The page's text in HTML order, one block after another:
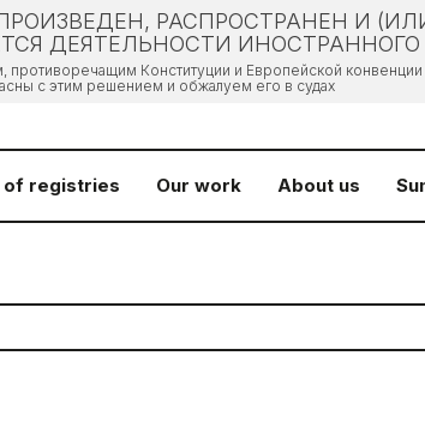
РАСПРОСТРАНЕН И
ДЕЯТЕЛЬНОСТИ ИНОСТРАННОГО
противоречащим Конституции и Европейской
с этим решением и обжалуем его в судах
of registries Our work About us